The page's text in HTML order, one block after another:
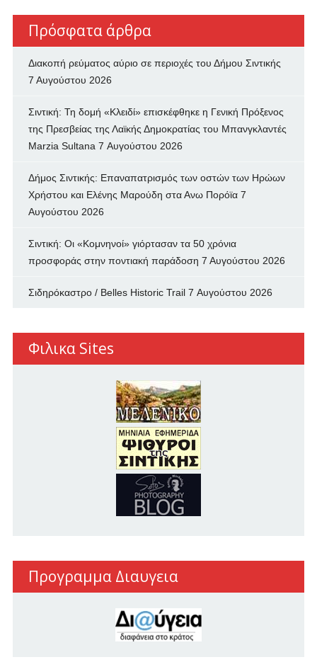
Πρόσφατα άρθρα
Διακοπή ρεύματος αύριο σε περιοχές του Δήμου Σιντικής
7 Αυγούστου 2026
Σιντική: Τη δομή «Κλειδί» επισκέφθηκε η Γενική Πρόξενος
της Πρεσβείας της Λαϊκής Δημοκρατίας του Μπανγκλαντές
Marzia Sultana 7 Αυγούστου 2026
Δήμος Σιντικής: Επαναπατρισμός των oστών των Ηρώων
Χρήστου και Ελένης Μαρούδη στα Ανω Πορόϊα 7
Αυγούστου 2026
Σιντική: Οι «Κομνηνοί» γιόρτασαν τα 50 χρόνια
προσφοράς στην ποντιακή παράδοση 7 Αυγούστου 2026
Σιδηρόκαστρο / Belles Historic Trail 7 Αυγούστου 2026
Φιλικα Sites
Προγραμμα Διαυγεια